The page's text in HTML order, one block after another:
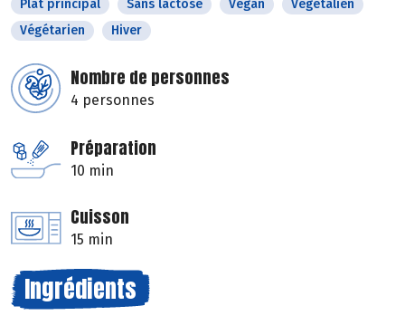
Plat principal Sans lactose Vegan
Végétalien
Végétarien
Hiver
Nombre de personnes
4 personnes
Préparation
10 min
Cuisson
15 min
Ingrédients